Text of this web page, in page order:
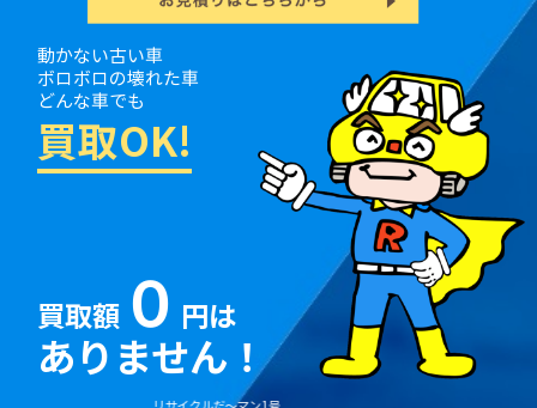
リサイクルだ〜マン1号
動かない古い車
ボロボロの壊れた車
どんな車でも
買取OK!
買取額 ０ 円は
ありません！